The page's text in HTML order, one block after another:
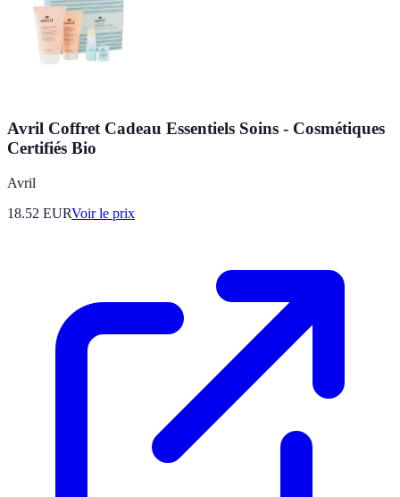
Avril Coffret Cadeau Essentiels Soins - Cosmétiques
Certifiés Bio
Avril
18.52 EURVoir le prix